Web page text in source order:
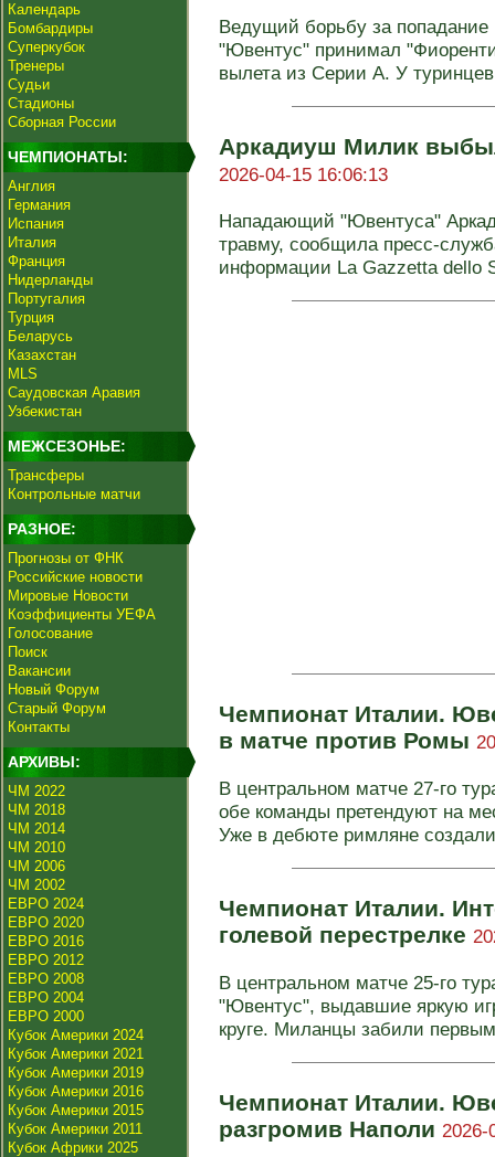
Календарь
Бомбардиры
Суперкубок
Тренеры
Судьи
Стадионы
Сборная России
ЧЕМПИОНАТЫ:
Англия
Германия
Испания
Италия
Франция
Нидерланды
Португалия
Турция
Беларусь
Казахстан
MLS
Саудовская Аравия
Узбекистан
МЕЖСЕЗОНЬЕ:
Трансферы
Контрольные матчи
РАЗНОЕ:
Прогнозы от ФНК
Российские новости
Мировые Новости
Коэффициенты УЕФА
Голосование
Поиск
Вакансии
Новый Форум
Старый Форум
Контакты
АРХИВЫ:
ЧМ 2022
ЧМ 2018
ЧМ 2014
ЧМ 2010
ЧМ 2006
ЧМ 2002
ЕВРО 2024
ЕВРО 2020
ЕВРО 2016
ЕВРО 2012
ЕВРО 2008
ЕВРО 2004
ЕВРО 2000
Кубок Америки 2024
Кубок Америки 2021
Кубок Америки 2019
Кубок Америки 2016
Кубок Америки 2015
Кубок Америки 2011
Кубок Африки 2025
Ведущий борьбу за попадание
"Ювентус" принимал
вылета из Серии А. У
Аркадиуш Милик
2026-04-15 16:06:13
Нападающий "Ювентуса"
травму, сообщила пресс-
информации La Gazzetta dello
Чемпионат Италии.
в матче против Ромы
В центральном матче 27-го
обе команды претендуют на
Уже в дебюте римляне
Чемпионат Италии.
голевой перестрелке
В центральном матче 25-го
"Ювентус", выдавшие яркую
круге. Миланцы забили
Чемпионат Италии.
разгромив Наполи 2026-